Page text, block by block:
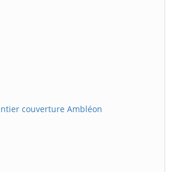
couverture Ambléon